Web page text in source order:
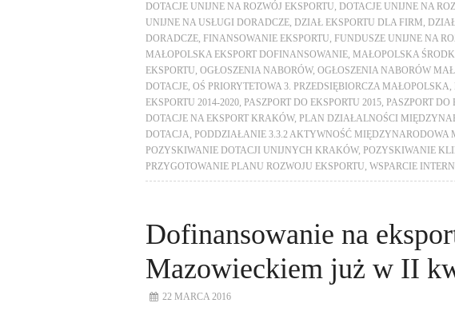
DOTACJE UNIJNE NA ROZWÓJ EKSPORTU DOTACJE UNIJNE NA
UNIJNE NA USŁUGI DORADCZE DZIAŁ EKSPORTU DLA FIRM
DORADCZE FINANSOWANIE EKSPORTU FUNDUSZE UNIJNE NA
MAŁOPOLSKA EKSPORT DOFINANSOWANIE MAŁOPOLSKA
EKSPORTU OGŁOSZENIA NABORÓW, OGŁOSZENIA NABORÓW
DOTACJE OŚ PRIORYTETOWA 3. PRZEDSIĘBIORCZA MAŁOPOLSKA
EKSPORTU 2014-2020 PASZPORT DO EKSPORTU 2015 PASZPORT DO
DOTACJE NA EKSPORT KRAKÓW, PLAN DZIAŁALNOŚCI
DOTACJA PODDZIAŁANIE 3.3.2 AKTYWNOŚĆ MIĘDZYNARODOWA
POZYSKIWANIE DOTACJI UNIJNYCH KRAKÓW, POZYSKIWANIE
PRZYGOTOWANIE PLANU ROZWOJU EKSPORTU WSPARCIE
Dofinansowanie na
Mazowieckiem już w II
22 MARCA 2016